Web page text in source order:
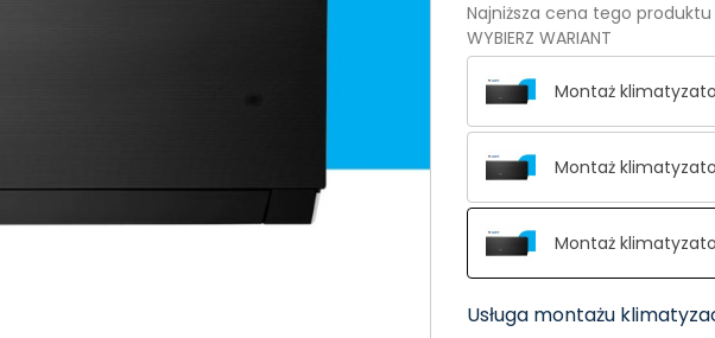
Najniższa cena tego
WYBIERZ WARIANT
Montaż
Montaż
Montaż
Usługa montażu